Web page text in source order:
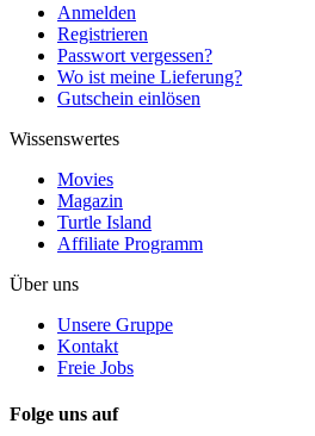
Anmelden
Registrieren
Passwort vergessen?
Wo ist meine Lieferung?
Gutschein einlösen
Wissenswertes
Movies
Magazin
Turtle Island
Affiliate Programm
Über uns
Unsere Gruppe
Kontakt
Freie Jobs
Folge uns auf